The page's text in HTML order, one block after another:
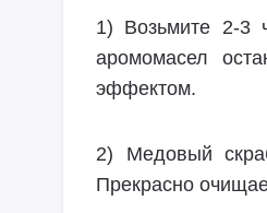
1) Возьмите 2-3
аромомасел
эффектом.
2) Медовый
Прекрасно